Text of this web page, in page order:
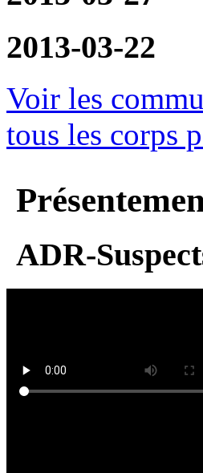
2013-03-22
Voir les
tous les corps
ADR-